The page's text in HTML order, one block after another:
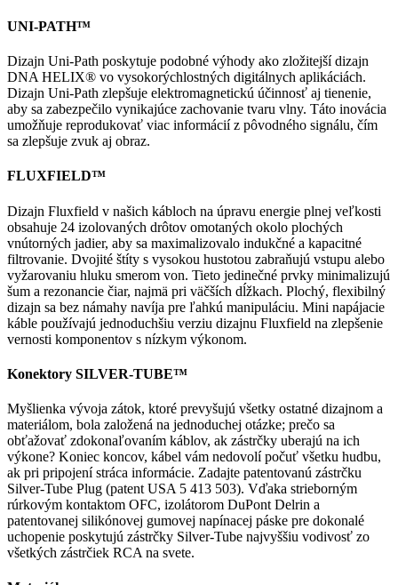
UNI-PATH™
Dizajn Uni-Path poskytuje podobné výhody ako zložitejší dizajn
DNA HELIX® vo vysokorýchlostných digitálnych aplikáciách.
Dizajn Uni-Path zlepšuje elektromagnetickú účinnosť aj tienenie,
aby sa zabezpečilo vynikajúce zachovanie tvaru vlny. Táto inovácia
umožňuje reprodukovať viac informácií z pôvodného signálu, čím
sa zlepšuje zvuk aj obraz.
FLUXFIELD™
Dizajn Fluxfield v našich kábloch na úpravu energie plnej veľkosti
obsahuje 24 izolovaných drôtov omotaných okolo plochých
vnútorných jadier, aby sa maximalizovalo indukčné a kapacitné
filtrovanie. Dvojité štíty s vysokou hustotou zabraňujú vstupu alebo
vyžarovaniu hluku smerom von. Tieto jedinečné prvky minimalizujú
šum a rezonancie čiar, najmä pri väčších dĺžkach. Plochý, flexibilný
dizajn sa bez námahy navíja pre ľahkú manipuláciu. Mini napájacie
káble používajú jednoduchšiu verziu dizajnu Fluxfield na zlepšenie
vernosti komponentov s nízkym výkonom.
Konektory SILVER-TUBE™
Myšlienka vývoja zátok, ktoré prevyšujú všetky ostatné dizajnom a
materiálom, bola založená na jednoduchej otázke; prečo sa
obťažovať zdokonaľovaním káblov, ak zástrčky uberajú na ich
výkone? Koniec koncov, kábel vám nedovolí počuť všetku hudbu,
ak pri pripojení stráca informácie. Zadajte patentovanú zástrčku
Silver-Tube Plug (patent USA 5 413 503). Vďaka strieborným
rúrkovým kontaktom OFC, izolátorom DuPont Delrin a
patentovanej silikónovej gumovej napínacej páske pre dokonalé
uchopenie poskytujú zástrčky Silver-Tube najvyššiu vodivosť zo
všetkých zástrčiek RCA na svete.